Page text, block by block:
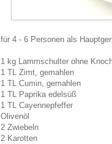
für 4 - 6 Personen als
1 kg Lammschulter ohne
1 TL Zimt, gemahlen
1 TL Cumin, gemahlen
1 TL Paprika edelsüß
1 TL Cayennepfeffer
Olivenöl
2 Zwiebeln
2 Karotten